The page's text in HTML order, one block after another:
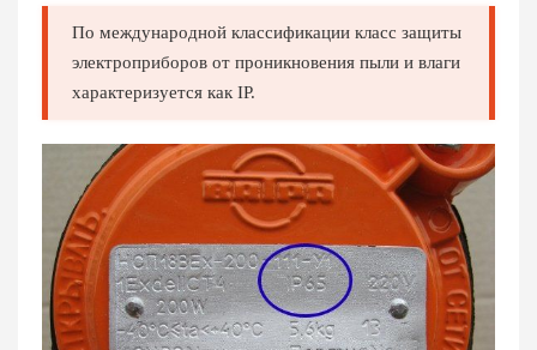
По международной классификации класс защиты
электроприборов от проникновения пыли и влаги
характеризуется как IP.